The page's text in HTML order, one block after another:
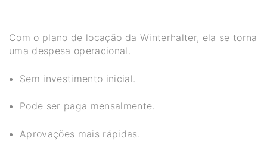
Com o plano de locação da Winterhalter, ela se torna
uma despesa operacional.
Sem investimento inicial.
Pode ser paga mensalmente.
Aprovações mais rápidas.